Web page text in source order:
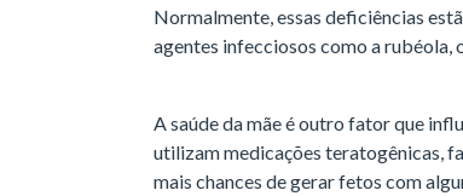
Normalmente, essas deficiências
agentes infecciosos como a rubéola,
A saúde da mãe é outro fator que
utilizam medicações teratogênicas,
mais chances de gerar fetos com